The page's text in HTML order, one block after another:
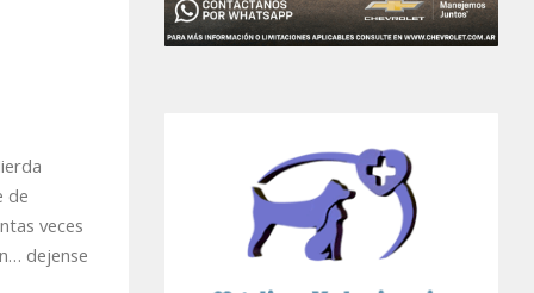
de
veces
dejense